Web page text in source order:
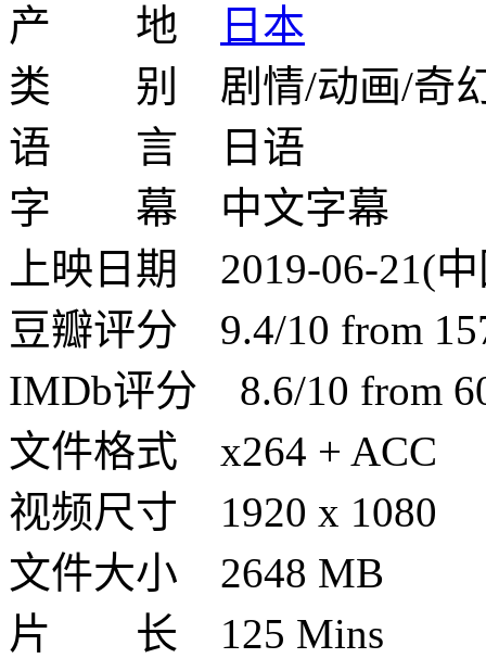
产 地
日本
类 别 剧情/动画/奇
语 言 日语
字 幕 中文字幕
上映日期 2019-06-21(
豆瓣评分 9.4/10 from
IMDb评分 8.6/10 from
文件格式 x264 + ACC
视频尺寸 1920 x 1080
文件大小 2648 MB
片 长 125 Mins